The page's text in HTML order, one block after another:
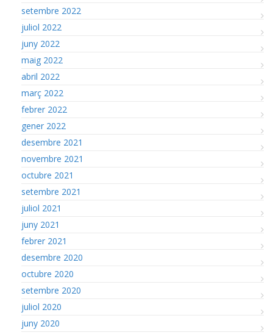
setembre 2022
juliol 2022
juny 2022
maig 2022
abril 2022
març 2022
febrer 2022
gener 2022
desembre 2021
novembre 2021
octubre 2021
setembre 2021
juliol 2021
juny 2021
febrer 2021
desembre 2020
octubre 2020
setembre 2020
juliol 2020
juny 2020